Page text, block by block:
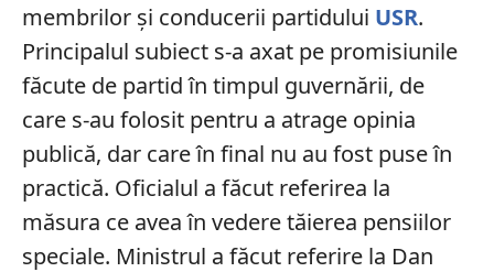
membrilor și conducerii partidului USR.
Principalul subiect s-a axat pe promisiunile
făcute de partid în timpul guvernării, de
care s-au folosit pentru a atrage opinia
publică, dar care în final nu au fost puse în
practică. Oficialul a făcut referirea la
măsura ce avea în vedere tăierea pensiilor
speciale. Ministrul a făcut referire la Dan